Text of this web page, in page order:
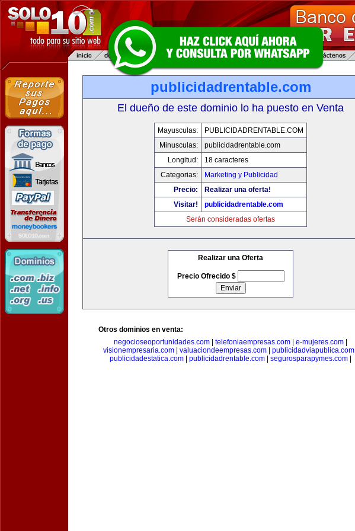
publicidadrentable.com
El dueño de este dominio lo ha puesto en Venta
Mayusculas:
PUBLICIDADRENTABLE.COM
Minusculas:
publicidadrentable.com
Longitud:
18 caracteres
Categorias:
Marketing y Publicidad
Precio:
Realizar una oferta!
Visitar!
publicidadrentable.com
Serán consideradas ofertas
Realizar una Oferta
Precio Ofrecido $
Otros dominios en venta:
negocioseoportunidades.com
telefoniaempresas.com e-mujeres.com
visionempresaria.com
valuaciondeempresas.com publicidadviapublica.com
publicidadestatica.com
publicidadrentable.com segurosparapymes.com